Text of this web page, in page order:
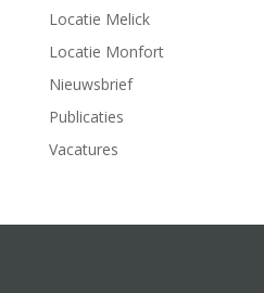
Locatie Melick
Locatie Monfort
Nieuwsbrief
Publicaties
Vacatures